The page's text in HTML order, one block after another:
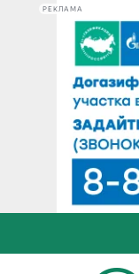
РЕКЛАМА